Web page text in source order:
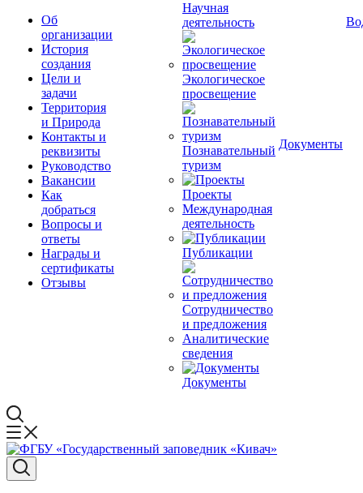
Об
организации
История
создания
Цели и
задачи
Территория
и Природа
Контакты и
реквизиты
Руководство
Вакансии
Как
добраться
Вопросы и
ответы
Награды и
сертификаты
Отзывы
Научная
деятельность
Экологическое
просвещение
Познавательный
туризм
Проекты
Международная
деятельность
Публикации
Сотрудничество
и предложения
Аналитические
сведения
Документы
Документы